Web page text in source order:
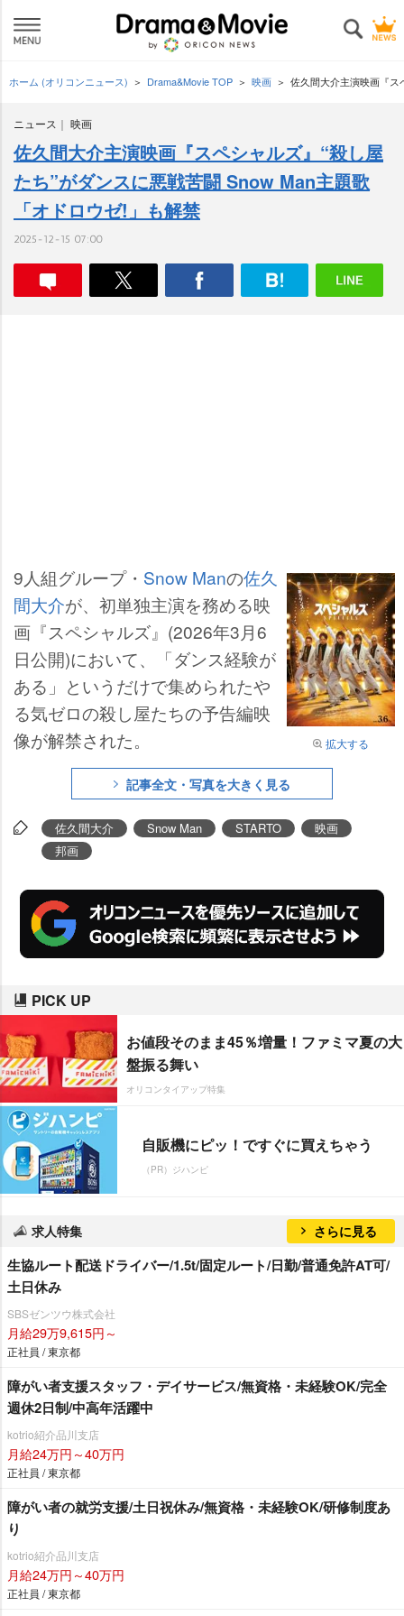
ホーム (オリコンニュース) Drama&Movie TOP 映画 佐久間大介主演映画『ス
ニュース 映画
佐久間大介主演映画『スペシャルズ』“殺し屋
たち”がダンスに悪戦苦闘 Snow Man主題歌
「オドロウゼ!」も解禁
2025-12-15 07:00
拡大する
9人組グループ・ Snow Manの佐久
間大介が、初単独主演を務める映
画『スペシャルズ』(2026年3月6
日公開)において、「ダンス経験が
ある」というだけで集められた
る気ゼロの殺し屋たちの予告編映
像が解禁された。
記事全文・写真を大きく見る
佐久間大介 Snow Man STARTO
映画
邦画
PICK UP
お値段そのまま45％増量！ファミマ夏の大
盤振る舞い
オリコンタイアップ特集
自販機にピッ！ですぐに買えちゃう
（PR）ジハンピ
求人特集 さらに見る
生協ルート配送ドライバー/1.5t/固定ルート/日勤/普通免許AT可/
土日休み
SBSゼンツウ株式会社
月給29万9,615円～
正社員 / 東京都
障がい者支援スタッフ・デイサービス/無資格・未経験OK/完全
週休2日制/中高年活躍中
kotrio紹介品川支店
月給24万円～40万円
正社員 / 東京都
障がい者の就労支援/土日祝休み/無資格・未経験OK/研修制度あ
り
kotrio紹介品川支店
月給24万円～40万円
正社員 / 東京都